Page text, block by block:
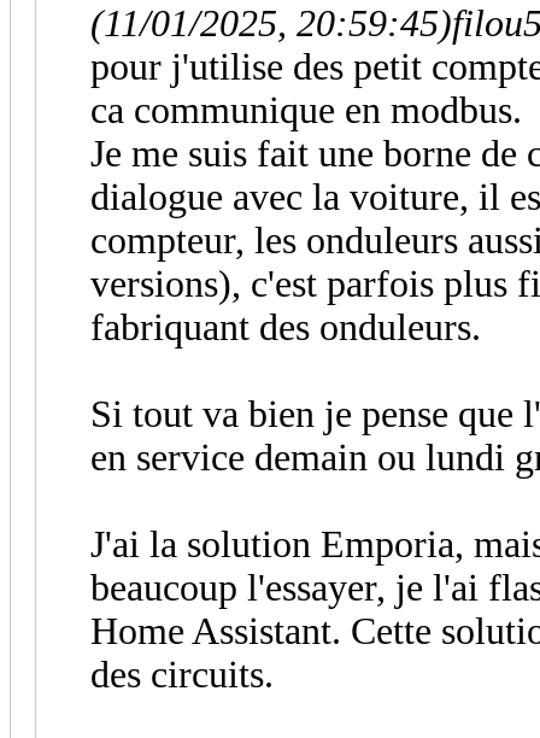
(11/01/2025, 20:59:45)
pour j'utilise des petit
ca communique en modbus.
Je me suis fait une borne de
dialogue avec la voiture, il
compteur, les onduleurs
versions), c'est parfois plus
fabriquant des onduleurs.
Si tout va bien je pense que
en service demain ou lundi
J'ai la solution Emporia,
beaucoup l'essayer, je l'ai
Home Assistant. Cette
des circuits.